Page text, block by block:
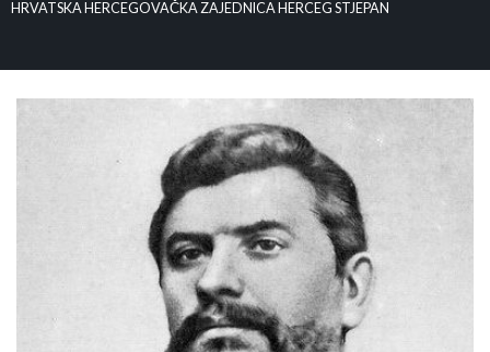
HRVATSKA HERCEGOVAČKA ZAJEDNICA HERCEG STJEPAN